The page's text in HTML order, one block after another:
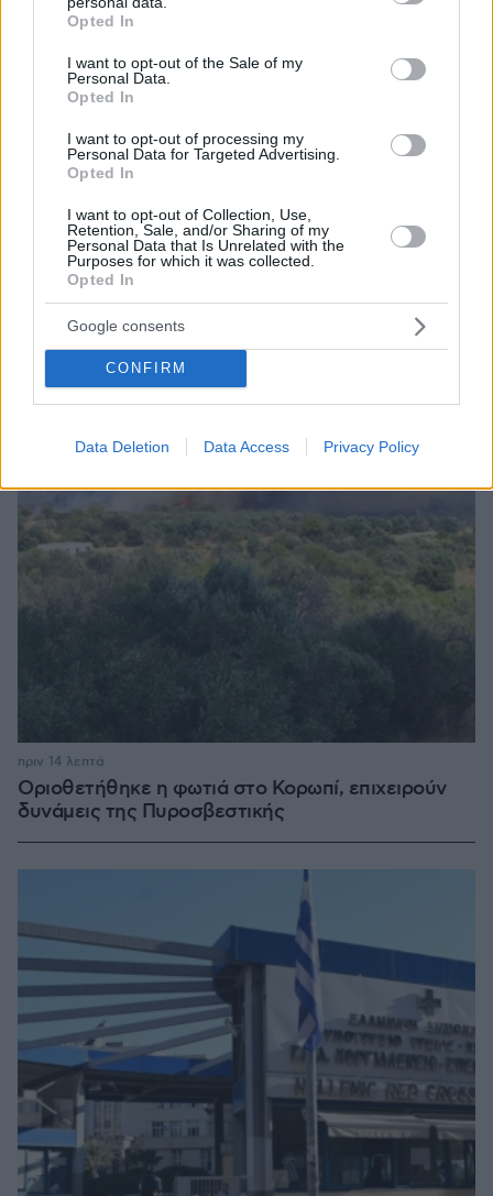
grant or deny consent to Google and its third-party tags to
use your data for below specified purposes in below Google
consent section.
Opted In
I want to opt-out of the Sale of my
Personal Data.
Opted In
I want to opt-out of processing my
Personal Data for Targeted Advertising.
Opted In
I want to opt-out of Collection, Use,
Retention, Sale, and/or Sharing of my
Personal Data that Is Unrelated with the
Purposes for which it was collected.
Opted In
Google consents
CONFIRM
Data Deletion Data Access Privacy Policy
Η Πολιτική Αεροπορία διαπίστωσε κενό στον νόμο
όταν ένας... απίθανος τύπος προσγείωσε το
ελικόπτερό του στο Σαρακήνικο με εκατοντάδες
λουόμενους - Παρέμβαση Εισαγγελέα
09.08.2026, 14:15
Οριοθετήθηκε η φωτιά στο Κορωπί, επιχειρούν
δυνάμεις της Πυροσβεστικής
πριν 14 λεπτά